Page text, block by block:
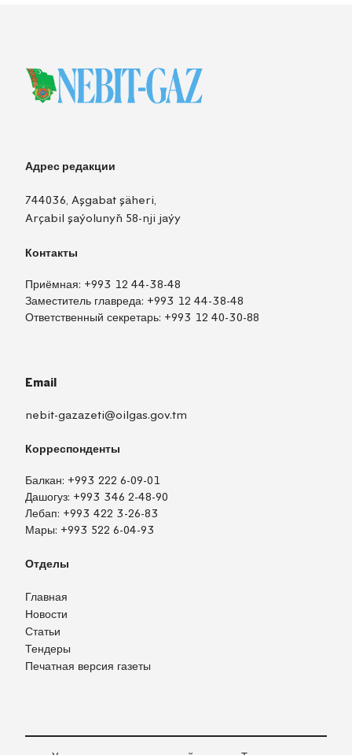
Адрес редакции
744036, Aşgabat şäheri,
Arçabil şaýolunyň 58-nji jaýy
Контакты
Приёмная: +993 12 44-38-48
Заместитель главреда: +993 12 44-38-48
Ответственный секретарь: +993 12 40-30-88
Email
nebit-gazazeti@oilgas.gov.tm
Корреспонденты
Балкан: +993 222 6-09-01
Дашогуз: +993 346 2-48-90
Лебап: +993 422 3-26-83
Мары: +993 522 6-04-93
Отделы
Главная
Новости
Статьи
Тендеры
Печатная версия газеты